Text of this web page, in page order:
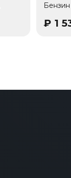
Бензин
₽ 1